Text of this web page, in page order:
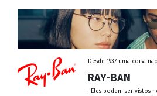
Desde 1937 uma coisa
RAY-BAN
. Eles podem ser vistos